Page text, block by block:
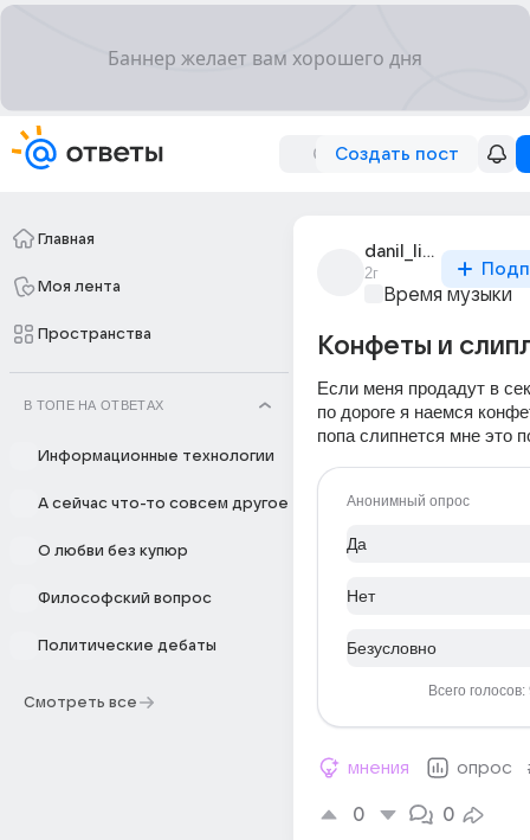
Создать пост
Главная
Моя лента
Пространства
В ТОПЕ НА ОТВЕТАХ
Информационные технологии
А сейчас что-то совсем другое
О любви без купюр
Философский вопрос
Политические дебаты
Смотреть все
danil_litvinov_563
2г
Время музыки
Конфеты и
Если меня продадут в
по дороге я наемся
попа слипнется мне это
Анонимный опрос
Да
Нет
Безусловно
Всего голосов:
мнения опрос
0 0